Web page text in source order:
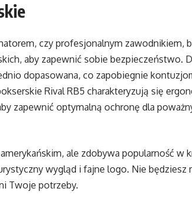
czy profesjonalnym zawodnikiem,
aby zapewnić sobie bezpieczeństwo.
dopasowana, co zapobiegnie
Rival RB5 charakteryzują się
zapewnić optymalną ochronę dla
ale zdobywa popularność w
wygląd i fajne logo. Nie będziesz
Twoje potrzeby.